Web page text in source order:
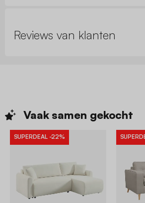
Reviews van klanten
Vaak samen gekocht
SUPERDEAL -22%